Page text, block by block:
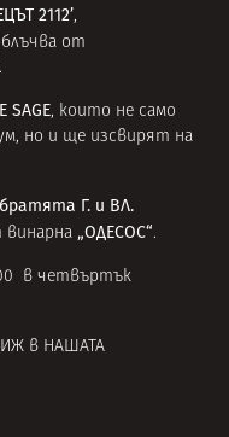
2112’,
от
.
SAGE, които не само
но и ще изсвирят на
братята Г. и ВЛ.
„ОДЕСОС“.
в четвъртък
в НАШАТА